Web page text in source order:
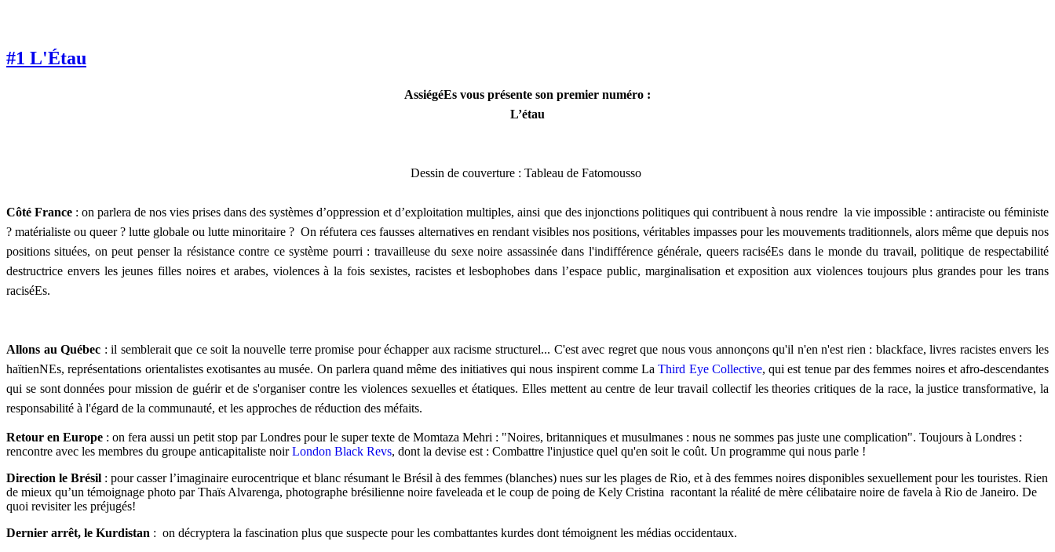
#1 L'Étau
AssiégéEs vous présente son premier numéro :
L’étau
Dessin de couverture : Tableau de Fatomousso
Côté France : on parlera de nos vies prises dans des systèmes d’oppression et d’exploitationmultiples, ainsi que des injonctions politiques qui contribuent à nous rendre la vie impossible : antiraciste ou féministe
? matérialiste ou queer ? lutte globale ou lutte minoritaire ? On réfutera ces fausses alternatives en rendant visibles nos positions, véritables impasses pour les mouvements traditionnels, alors même que depuis nos
positions situées, on peut penser la résistance contre ce système pourri : travailleuse du sexe noire assassinée dans l'indifférence générale, queers raciséEs dans le monde du travail, politique de respectabilité
destructrice envers les jeunes filles noires et arabes, violences à la fois sexistes, racistes et lesbophobes dans l’espace public, marginalisation et exposition aux violences toujours plus grandes pour les trans
raciséEs.
Allons au Québec : il semblerait que ce soit la nouvelle terre promise pour échapper aux racisme structurel... C'est avec regret que nous vous annonçons qu'il n'en n'est rien : blackface, livres racistes envers les
haïtienNEs, représentations orientalistes exotisantes au musée. On parlera quand même des initiatives qui nous inspirent comme LaThird Eye Collective, qui est tenue par des femmes noires et afro-descendantes
qui se sont données pour mission de guérir et de s'organiser contre les violences sexuelles et étatiques. Elles mettent au centre de leur travail collectif les theories critiques de la race, la justice transformative, la
responsabilité à l'égard de la communauté, et les approches de réduction des méfaits.
Retour en Europe : on fera aussi un petit stop par Londres pour le super texte de Momtaza Mehri : "Noires, britanniques et musulmanes : nous ne sommes pas juste une complication". Toujours à Londres :
rencontre avec les membres du groupe anticapitaliste noirLondon Black Revs, dont la devise est : Combattre l'injustice quel qu'en soit le coût. Un programme qui nous parle !
Direction le Brésil : pour casser l’imaginaire eurocentrique et blanc résumant le Brésil à des femmes (blanches) nues sur les plages de Rio, et à des femmes noires disponibles sexuellement pour les touristes. Rien
de mieux qu’un témoignage photo par Thaïs Alvarenga, photographe brésilienne noire faveleada et le coup de poing de Kely Cristina racontant la réalité de mère célibataire noire de favela à Rio de Janeiro. De
quoi revisiter les préjugés!
Dernier arrêt, le Kurdistan : on décryptera la fascination plus que suspecte pour les combattantes kurdes dont témoignent les médias occidentaux.